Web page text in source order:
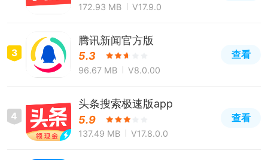
172.93 MB V17.9.0
3
腾讯新闻官方版
5.3
96.67 MB V8.0.00
查看
4
头条搜索极速版app
5.9
137.49 MB V17.8.0.0
查看